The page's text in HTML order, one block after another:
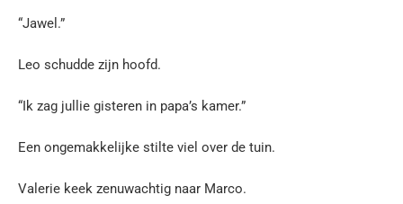
“Jawel.”
Leo schudde zijn hoofd.
“Ik zag jullie gisteren in papa’s kamer.”
Een ongemakkelijke stilte viel over de tuin.
Valerie keek zenuwachtig naar Marco.